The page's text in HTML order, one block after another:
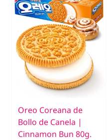
Oreo Coreana de
Bollo de Canela |
Cinnamon Bun 80g.